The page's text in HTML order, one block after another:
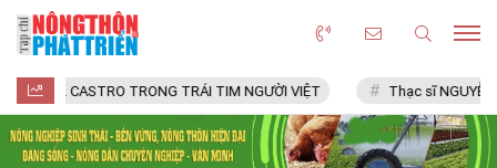
FIDEL CASTRO TRONG TRÁI TIM NGƯỜI VIỆT Thạc sĩ NGUYỄN